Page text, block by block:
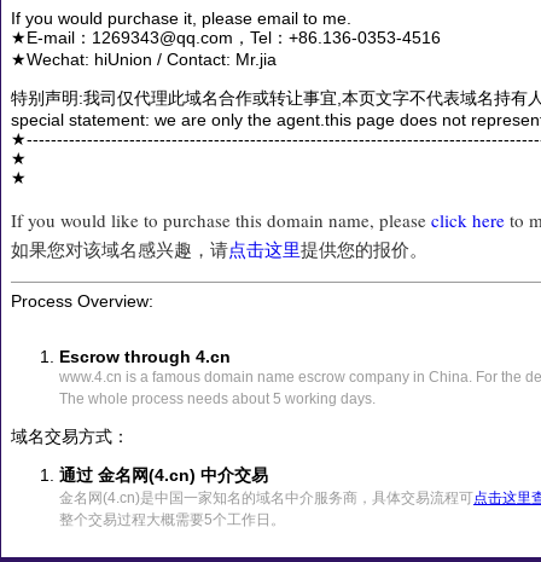
If you would purchase it, please email to me.
★E-mail：1269343@qq.com，Tel：+86.136-0353-4516
★Wechat: hiUnion / Contact: Mr.jia
特别声明:我司仅代理此域名合作或转让事宜,本页文字不代表域名持有
special statement: we are only the agent.this page does not
★
★
If you would like to purchase this domain name, please click here to
如果您对该域名感兴趣，请点击这里提供您的报价。
Process Overview:
Escrow through 4.cn
www.4.cn is a famous domain name escrow company in China. For the
The whole process needs about 5 working days.
域名交易方式：
通过 金名网(4.cn) 中介交易
金名网(4.cn)是中国一家知名的域名中介服务商，具体交易流程可点击这里
整个交易过程大概需要5个工作日。